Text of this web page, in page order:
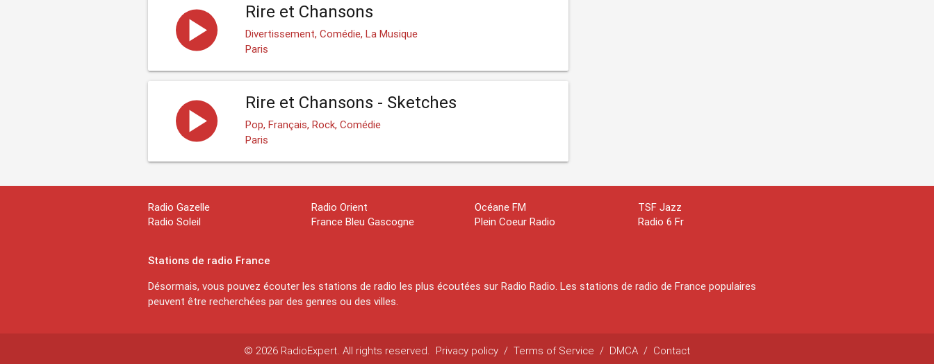
Rire et Chansons
Divertissement, Comédie, La Musique
Paris
Rire et Chansons - Sketches
Pop, Français, Rock, Comédie
Paris
Radio Gazelle
Radio Soleil
Radio Orient
France Bleu Gascogne
Océane FM
Plein Coeur Radio
TSF Jazz
Radio 6 Fr
Stations de radio France
Désormais, vous pouvez écouter les stations de radio les plus écoutées sur Radio Radio. Les stations de radio de France populaires
peuvent être recherchées par des genres ou des villes.
© 2026 RadioExpert. All rights reserved. Privacy policy / Terms of Service / DMCA / Contact